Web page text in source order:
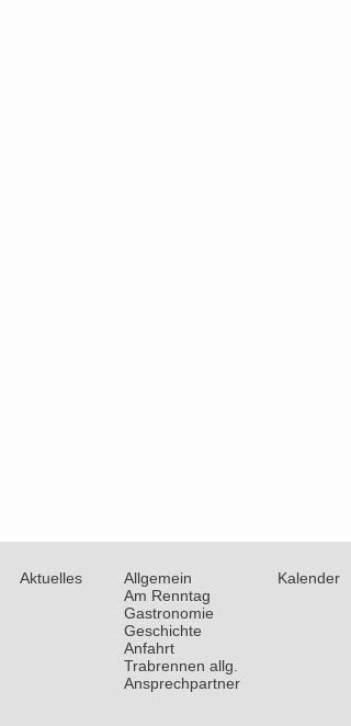
Aktuelles
Allgemein
Am Renntag
Gastronomie
Geschichte
Anfahrt
Trabrennen allg.
Ansprechpartner
Kalender